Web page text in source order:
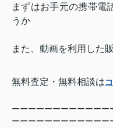
まずはお手元の携帯電
うか
また、動画を利用した
無料査定・無料相談は
ーーーーーーーーーーー
ーーーーーーーーーーーー